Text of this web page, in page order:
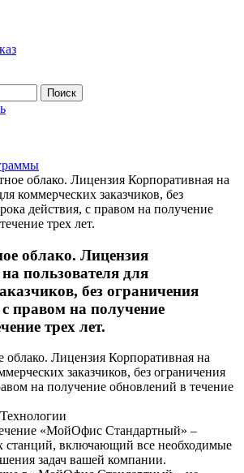
Поиск
облако. Лицензия Корпоративная на
коммерческих заказчиков, без
действия, с правом на получение
трех лет.
облако. Лицензия
пользователя для
без ограничения
с правом на получение
трех лет.
«МойОфис Стандартный» –
станций, включающий все необходимые
задач вашей компании.